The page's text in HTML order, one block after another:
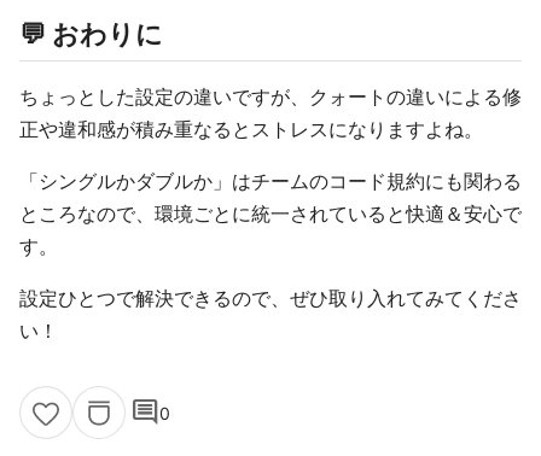
💬 おわりに
ちょっとした設定の違いですが、クォートの違いによる修
正や違和感が積み重なるとストレスになりますよね。
「シングルかダブルか」はチームのコード規約にも関わる
ところなので、環境ごとに統一されていると快適＆安心で
す。
設定ひとつで解決できるので、ぜひ取り入れてみてくださ
い！
comment0